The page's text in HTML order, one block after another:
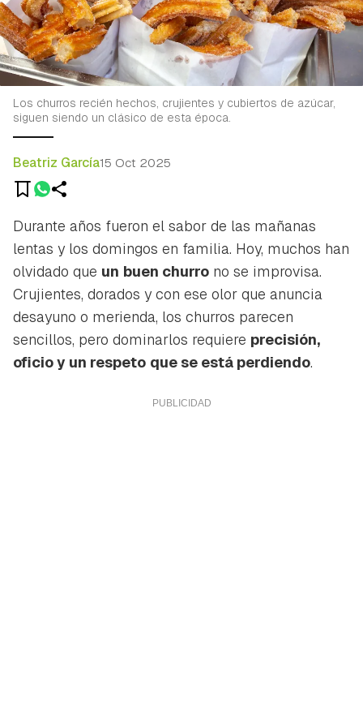
Los churros recién hechos, crujientes y cubiertos de azúcar,
siguen siendo un clásico de esta época.
Beatriz García15 Oct 2025
Durante años fueron el sabor de las mañanas
lentas y los domingos en familia. Hoy, muchos han
olvidado que un buen churro no se improvisa.
Crujientes, dorados y con ese olor que anuncia
desayuno o merienda, los churros parecen
sencillos, pero dominarlos requiere precisión,
oficio y un respeto que se está perdiendo.